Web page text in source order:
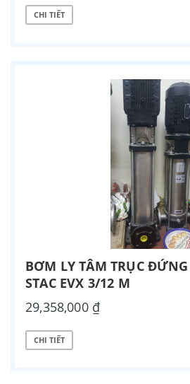
CHI TIẾT
BƠM LY TÂM TRỤC
STAC EVX 3/12 M
29,358,000 ₫
CHI TIẾT